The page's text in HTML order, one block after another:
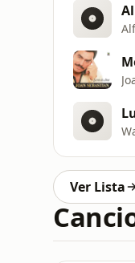
Ver Lista